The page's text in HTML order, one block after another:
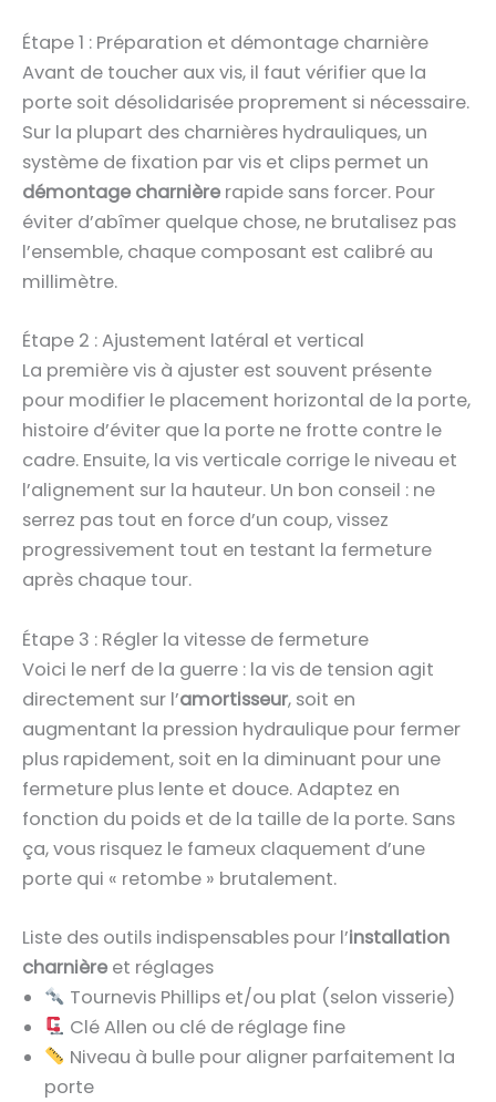
Étape 1 : Préparation et démontage charnière
Avant de toucher aux vis, il faut vérifier que la
porte soit désolidarisée proprement si nécessaire.
Sur la plupart des charnières hydrauliques, un
système de fixation par vis et clips permet un
démontage charnière rapide sans forcer. Pour
éviter d’abîmer quelque chose, ne brutalisez pas
l’ensemble, chaque composant est calibré au
millimètre.
Étape 2 : Ajustement latéral et vertical
La première vis à ajuster est souvent présente
pour modifier le placement horizontal de la porte,
histoire d’éviter que la porte ne frotte contre le
cadre. Ensuite, la vis verticale corrige le niveau et
l’alignement sur la hauteur. Un bon conseil : ne
serrez pas tout en force d’un coup, vissez
progressivement tout en testant la fermeture
après chaque tour.
Étape 3 : Régler la vitesse de fermeture
Voici le nerf de la guerre : la vis de tension agit
directement sur l’amortisseur, soit en
augmentant la pression hydraulique pour fermer
plus rapidement, soit en la diminuant pour une
fermeture plus lente et douce. Adaptez en
fonction du poids et de la taille de la porte. Sans
ça, vous risquez le fameux claquement d’une
porte qui « retombe » brutalement.
Liste des outils indispensables pour l’installation
charnière et réglages
Tournevis Phillips et/ou plat (selon visserie)
Clé Allen ou clé de réglage fine
Niveau à bulle pour aligner parfaitement la
porte